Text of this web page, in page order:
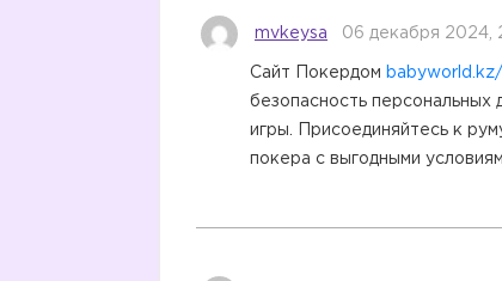
mvkeysa 06 декабря 2024,
Сайт Покердом babyworld.kz/
безопасность
игры. Присоединяйтесь к
покера с выгодными